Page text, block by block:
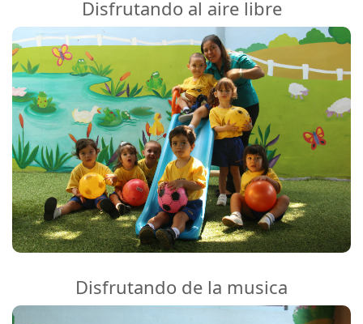
Disfrutando al aire libre
Disfrutando de la musica